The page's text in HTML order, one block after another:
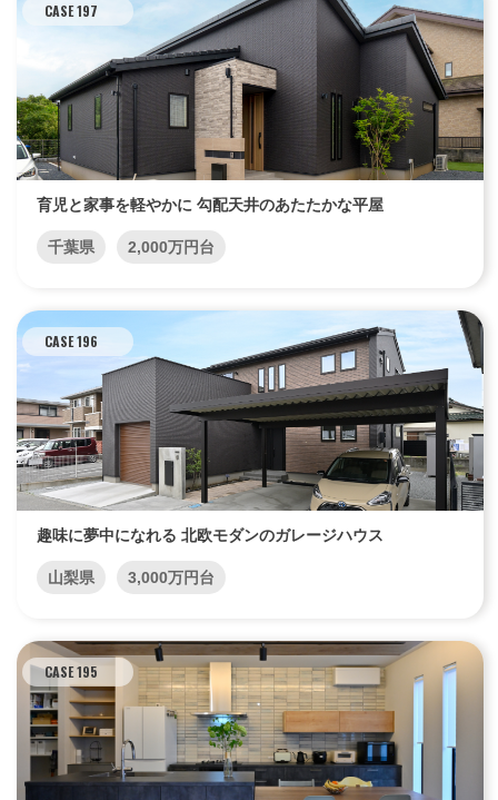
CASE 197
育児と家事を軽やかに 勾配天井のあたたかな平屋
千葉県 2,000万円台
CASE 196
趣味に夢中になれる 北欧モダンのガレージハウス
山梨県 3,000万円台
CASE 195